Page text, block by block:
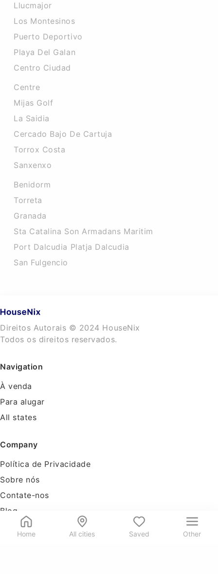
Home All cities Saved Other
Llucmajor
Los Montesinos
Puerto Deportivo
Playa Del Galan
Centro Ciudad
Centre
Mijas Golf
La Saidia
Cercado Bajo De Cartuja
Torrox Costa
Sanxenxo
Benidorm
Torreta
Granada
Sta Catalina Son Armadans Maritim
Port Dalcudia Platja Dalcudia
San Fulgencio
Direitos Autorais © 2024 HouseNix
Todos os direitos reservados.
Navigation
À venda
Para alugar
All states
Company
Política de Privacidade
Sobre nós
Contate-nos
Blog
Tools